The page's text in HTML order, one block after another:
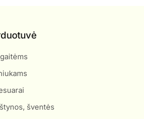
šventės